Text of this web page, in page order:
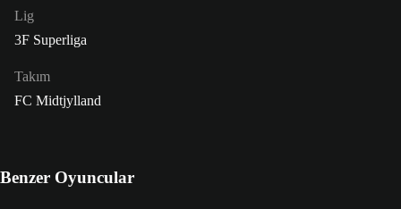
Lig
3F Superliga
Takım
FC Midtjylland
Benzer Oyuncular